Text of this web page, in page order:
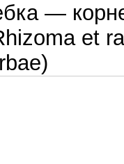
—
et